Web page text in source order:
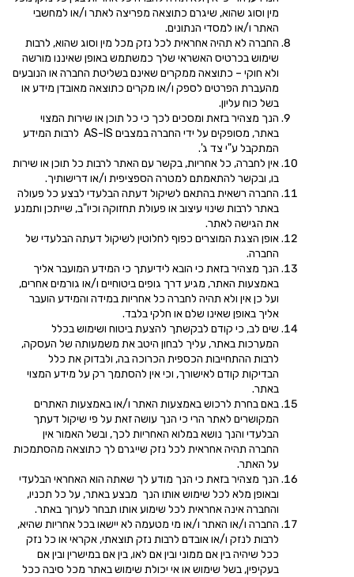
מין וסוג שהוא, שיגרם כתוצאה מפריצה לאתר ו/או למחשבי
האתר ו/או למסדי הנתונים.
החברה לא תהיה אחראית לכל נזק מכל מין וסוג שהוא, לרבות
שימוש בכרטיס האשראי שלך כמשתמש באופן שאיננו מורשה
ולא חוקי – כתוצאה ממקרים שאינם בשליטת החברה או הנובעים
מהעברת הפרטים לספק ו/או מקרים כתוצאה מאובדן מידע או
בשל כוח עליון.
הנך מצהיר בזאת ומסכים לכך כי כל תוכן או שירות המצוי
באתר, מסופקים על ידי החברה במצבים AS-IS לרבות המידע
המתקבל ע"י צד ג'.
אין לחברה, כל אחריות, בקשר עם האתר לרבות כל תוכן או שירות
בו, ובקשר להתאמתם למטרה הספציפית ו/או דרישותיך.
החברה רשאית בהתאם לשיקול דעתה הבלעדי לבצע כל פעולה
באתר לרבות שינוי עיצוב או פעולת תחזוקה וכיו"ב, שייתכן ותמנע
את הגישה לאתר.
אופן הצגת המוצרים כפוף לחלוטין לשיקול דעתה הבלעדי של
החברה.
הנך מצהיר בזאת כי הובא לידיעתך כי המידע המועבר אליך
באמצעות האתר, מגיע דרך גופים ביטוחיים ו/או גורמים אחרים,
ועל כן אין ולא תהיה לחברה כל אחריות במידה והמידע הועבר
אליך באופן שאינו שלם או חלקי בלבד.
שים לב, כי קודם לבקשתך להצעת ביטוח ושימוש בכלל
המערכות באתר, עליך לבחון היטב את משמעותה של העסקה,
לרבות ההתחייבות הכספית הכרוכה בה, ולבדוק את כלל
הבדיקות קודם לאישורך, וכי אין להסתמך רק על מידע המצוי
באתר.
באם בחרת לרכוש באמצעות האתר ו/או באמצעות האתרים
המקושרים לאתר הרי כי הנך עושה זאת על פי שיקול דעתך
הבלעדי והנך נושא במלוא האחריות לכך, ובשל האמור אין
החברה תהיה אחראית לכל נזק שייגרם לך כתוצאה מהסתמכות
על האתר.
הנך מצהיר בזאת כי הנך מודע לך שאתה הוא האחראי הבלעדי
ובאופן מלא לכל שימוש אותו הנך מבצע באתר, על כל תכניו,
והחברה אינה אחראית לכל שימוע אותו תבחר לערוך באתר.
החברה ו/או האתר ו/או מי מטעמה לא יישאו בכל אחריות שהיא,
לרבות לנזק ו/או אובדם לרבות נזק תוצאתי, אקראי או כל נזק
ככל שיהיה בין אם ממוני ובין אם לאו, בין אם במישרין ובין אם
בעקיפין, בשל שימוש או אי יכולת שימוש באתר מכל סיבה ככל